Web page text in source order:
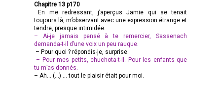
Chapitre 13 p170
En me redressant, j’aperçus Jamie qui se tenait
toujours là, m’observant avec une expression étrange et
tendre, presque intimidée.
– Ai-je jamais pensé à te remercier, Sassenach
demanda-t-il d’une voix un peu rauque.
– Pour quoi ? répondis-je, surprise.
– Pour mes petits, chuchota-t-il. Pour les enfants que
tu m’as donnés.
– Ah… (…) … tout le plaisir était pour moi.